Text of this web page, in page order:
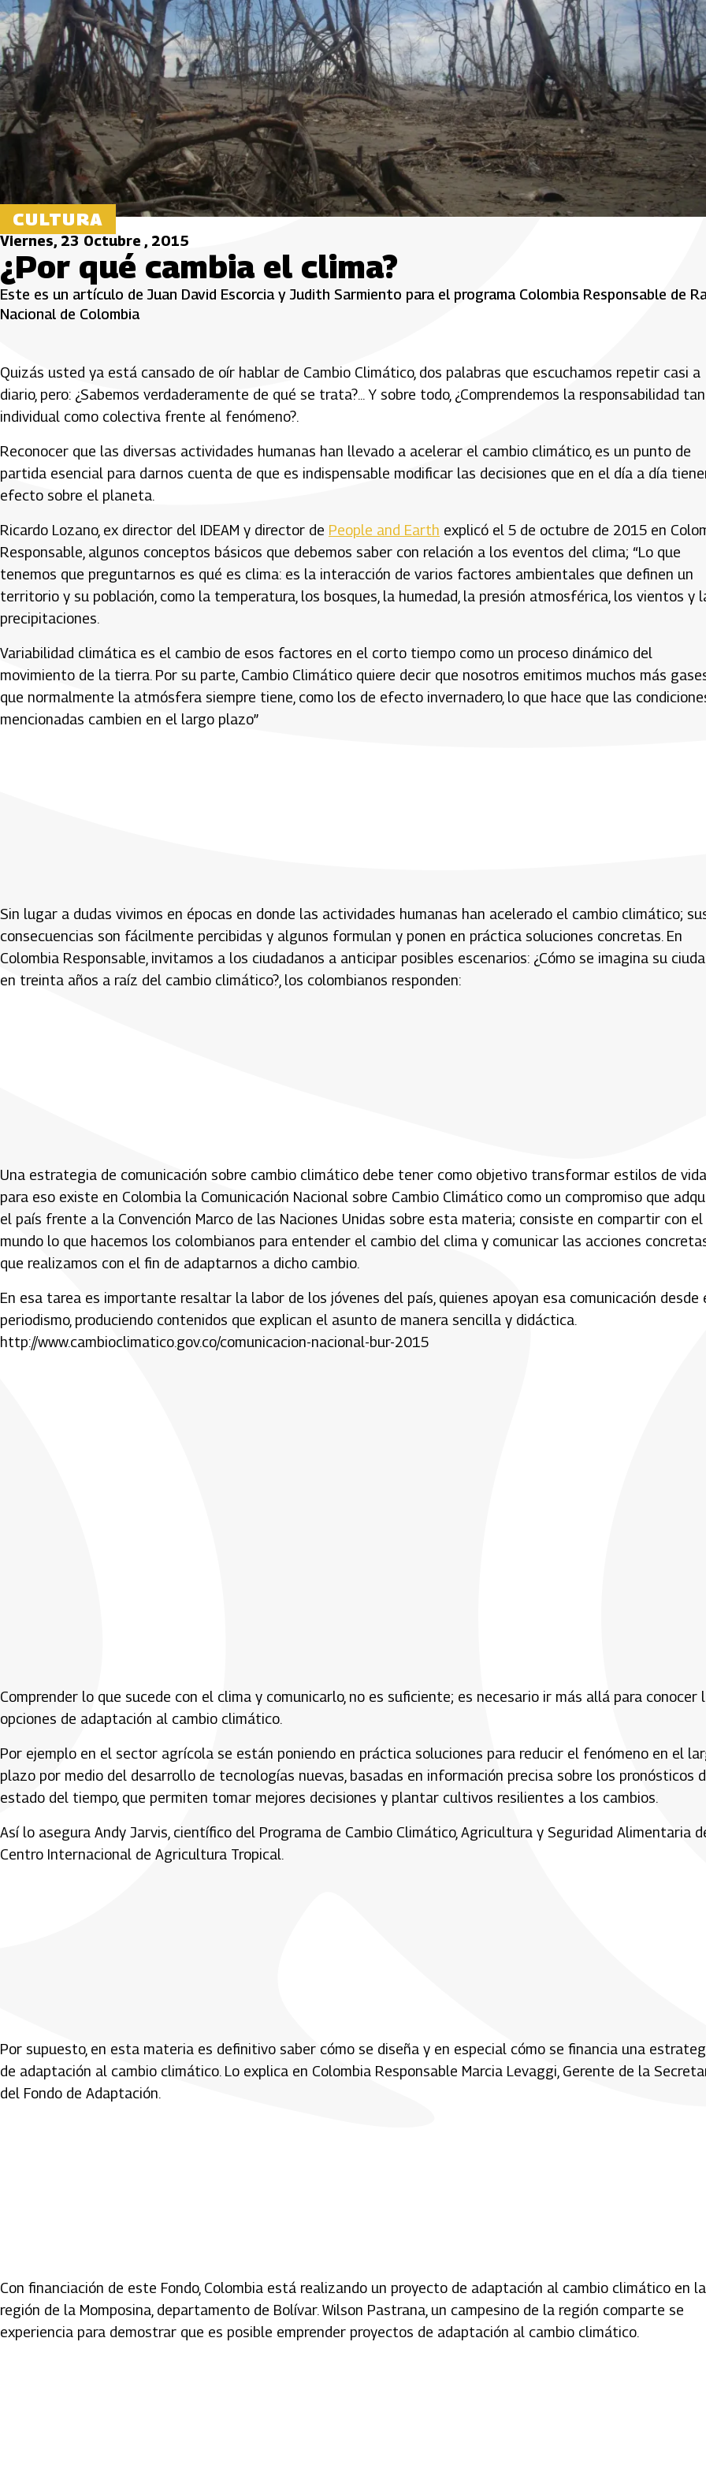
CULTURA
Viernes, 23 Octubre , 2015
¿Por qué cambia el clima?
Este es un artículo de Juan David Escorcia y Judith Sarmiento para el programa Colombia Responsable de
Nacional de Colombia
Quizás usted ya está cansado de oír hablar de Cambio Climático, dos palabras que escuchamos repetir casi a
diario, pero: ¿Sabemos verdaderamente de qué se trata?... Y sobre todo, ¿Comprendemos la responsabilidad
individual como colectiva frente al fenómeno?.
Reconocer que las diversas actividades humanas han llevado a acelerar el cambio climático, es un punto de
partida esencial para darnos cuenta de que es indispensable modificar las decisiones que en el día a día
efecto sobre el planeta.
Ricardo Lozano, ex director del IDEAM y director de People and Earth explicó el 5 de octubre de 2015 en
Responsable, algunos conceptos básicos que debemos saber con relación a los eventos del clima; “Lo que
tenemos que preguntarnos es qué es clima: es la interacción de varios factores ambientales que definen un
territorio y su población, como la temperatura, los bosques, la humedad, la presión atmosférica, los vientos y
precipitaciones.
Variabilidad climática es el cambio de esos factores en el corto tiempo como un proceso dinámico del
movimiento de la tierra. Por su parte, Cambio Climático quiere decir que nosotros emitimos muchos más
que normalmente la atmósfera siempre tiene, como los de efecto invernadero, lo que hace que las
mencionadas cambien en el largo plazo”
Sin lugar a dudas vivimos en épocas en donde las actividades humanas han acelerado el cambio climático;
consecuencias son fácilmente percibidas y algunos formulan y ponen en práctica soluciones concretas. En
Colombia Responsable, invitamos a los ciudadanos a anticipar posibles escenarios: ¿Cómo se imagina su
en treinta años a raíz del cambio climático?, los colombianos responden:
Una estrategia de comunicación sobre cambio climático debe tener como objetivo transformar estilos de
para eso existe en Colombia la Comunicación Nacional sobre Cambio Climático como un compromiso que
el país frente a la Convención Marco de las Naciones Unidas sobre esta materia; consiste en compartir con el
mundo lo que hacemos los colombianos para entender el cambio del clima y comunicar las acciones
que realizamos con el fin de adaptarnos a dicho cambio.
En esa tarea es importante resaltar la labor de los jóvenes del país, quienes apoyan esa comunicación desde
periodismo, produciendo contenidos que explican el asunto de manera sencilla y didáctica.
http://www.cambioclimatico.gov.co/comunicacion-nacional-bur-2015
Comprender lo que sucede con el clima y comunicarlo, no es suficiente; es necesario ir más allá para conocer
opciones de adaptación al cambio climático.
Por ejemplo en el sector agrícola se están poniendo en práctica soluciones para reducir el fenómeno en el
plazo por medio del desarrollo de tecnologías nuevas, basadas en información precisa sobre los pronósticos
estado del tiempo, que permiten tomar mejores decisiones y plantar cultivos resilientes a los cambios.
Así lo asegura Andy Jarvis, científico del Programa de Cambio Climático, Agricultura y Seguridad Alimentaria
Centro Internacional de Agricultura Tropical.
Por supuesto, en esta materia es definitivo saber cómo se diseña y en especial cómo se financia una
de adaptación al cambio climático. Lo explica en Colombia Responsable Marcia Levaggi, Gerente de la
del Fondo de Adaptación.
Con financiación de este Fondo, Colombia está realizando un proyecto de adaptación al cambio climático en la
región de la Momposina, departamento de Bolívar. Wilson Pastrana, un campesino de la región comparte se
experiencia para demostrar que es posible emprender proyectos de adaptación al cambio climático.